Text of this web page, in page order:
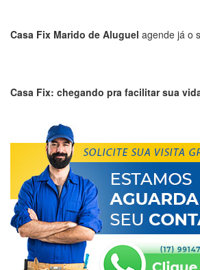
Casa Fix Marido de Aluguel agende já o
Casa Fix: chegando pra facilitar sua